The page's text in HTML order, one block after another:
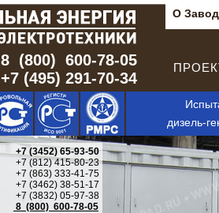
О
8 (800) 600-78-05
+7 (495) 291-70-34
дизель-
+7 (3452) 65-93-50
+7 (812) 415-80-23
+7 (863) 333-41-75
+7 (3462) 38-51-17
+7 (3832) 05-97-38
8 (800) 600-78-05